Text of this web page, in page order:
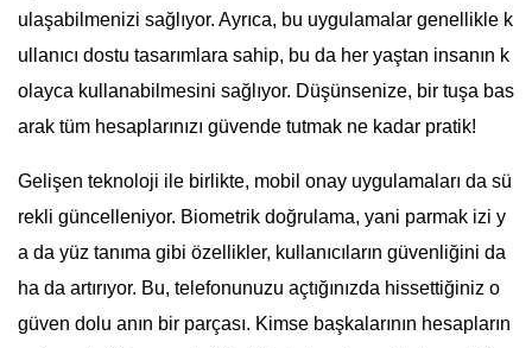
ulaşabilmenizi sağlıyor. Ayrıca, bu uygulamalar genellikle k
ullanıcı dostu tasarımlara sahip, bu da her yaştan insanın k
olayca kullanabilmesini sağlıyor. Düşünsenize, bir tuşa bas
arak tüm hesaplarınızı güvende tutmak ne kadar pratik!
Gelişen teknoloji ile birlikte, mobil onay uygulamaları da sü
rekli güncelleniyor. Biometrik doğrulama, yani parmak izi y
a da yüz tanıma gibi özellikler, kullanıcıların güvenliğini da
ha da artırıyor. Bu, telefonunuzu açtığınızda hissettiğiniz o
güven dolu anın bir parçası. Kimse başkalarının hesapların